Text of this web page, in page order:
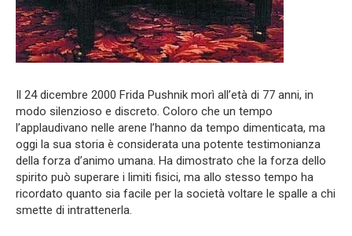
Il 24 dicembre 2000 Frida Pushnik morì all’età di 77 anni, in
modo silenzioso e discreto. Coloro che un tempo
l’applaudivano nelle arene l’hanno da tempo dimenticata, ma
oggi la sua storia è considerata una potente testimonianza
della forza d’animo umana. Ha dimostrato che la forza dello
spirito può superare i limiti fisici, ma allo stesso tempo ha
ricordato quanto sia facile per la società voltare le spalle a chi
smette di intrattenerla.